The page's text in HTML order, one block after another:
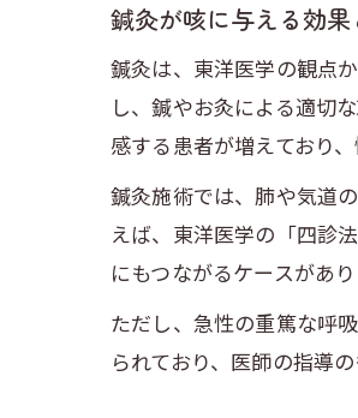
鍼灸が咳に与える効
鍼灸は、東洋医学の観点
し、鍼やお灸による適切
感する患者が増えており
鍼灸施術では、肺や気道
えば、東洋医学の「四診
にもつながるケースがあり
ただし、急性の重篤な呼
られており、医師の指導